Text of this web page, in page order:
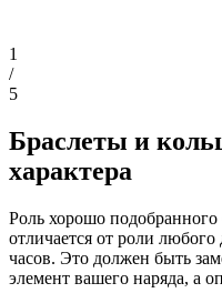
1
/
5
Браслеты и
характера
Роль хорошо подобранного
отличается от роли
часов. Это должен быть
элемент вашего наряда, а